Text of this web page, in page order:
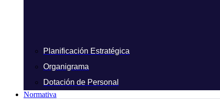
Planificación Estratégica
Organigrama
Dotación de Personal
Normativa